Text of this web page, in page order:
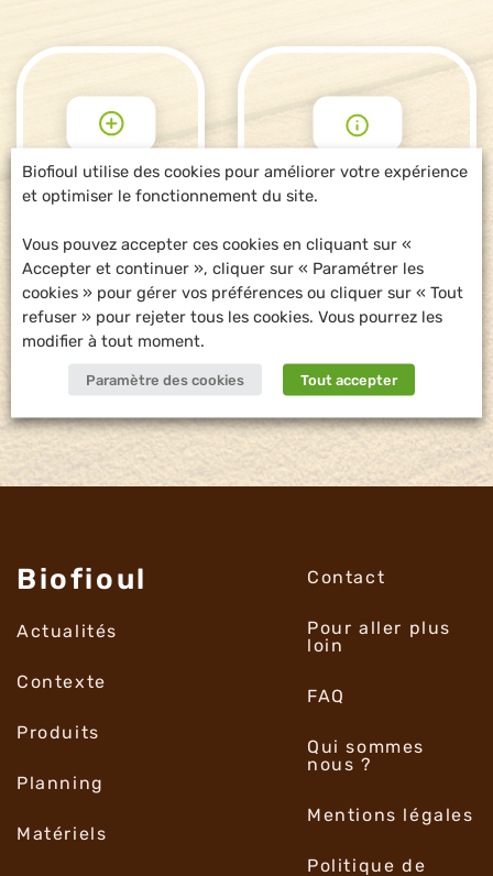
POUR ALLER
PLUS LOIN
DEMANDE
D'INFORMATIONS
Biofioul
Actualités
Contexte
Produits
Planning
Matériels
Contact
Pour aller plus
loin
FAQ
Qui sommes
nous ?
Mentions légales
Politique de
Biofioul utilise des cookies pour améliorer votre expérience
et optimiser le fonctionnement du site.
Vous pouvez accepter ces cookies en cliquant sur «
Accepter et continuer », cliquer sur « Paramétrer les
cookies » pour gérer vos préférences ou cliquer sur « Tout
refuser » pour rejeter tous les cookies. Vous pourrez les
modifier à tout moment.
Paramètre des cookies Tout accepter